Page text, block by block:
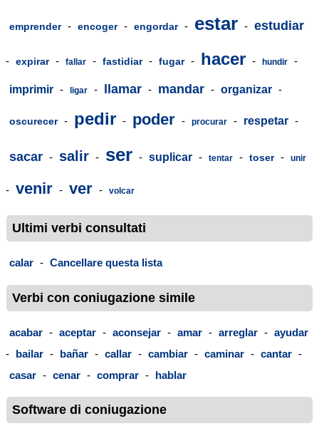
emprender - encoger - engordar - estar - estudiar
- expirar - fallar - fastidiar - fugar - hacer - hundir -
imprimir - ligar - llamar - mandar - organizar -
oscurecer - pedir - poder - procurar - respetar -
sacar - salir - ser - suplicar - tentar - toser - unir
- venir - ver - volcar
Ultimi verbi consultati
calar - Cancellare questa lista
Verbi con coniugazione simile
acabar - aceptar - aconsejar - amar - arreglar - ayudar
- bailar - bañar - callar - cambiar - caminar - cantar -
casar - cenar - comprar - hablar
Software di coniugazione